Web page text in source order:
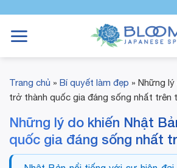
nội
Trang chủ » Bí quyết làm đẹp » Những lý
trở thành quốc gia đáng sống nhất trên
Những lý do khiến Nhật
quốc gia đáng sống nhất